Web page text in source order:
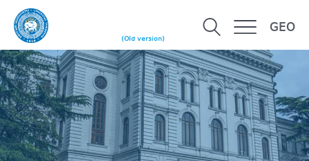
(Old version)
GEO